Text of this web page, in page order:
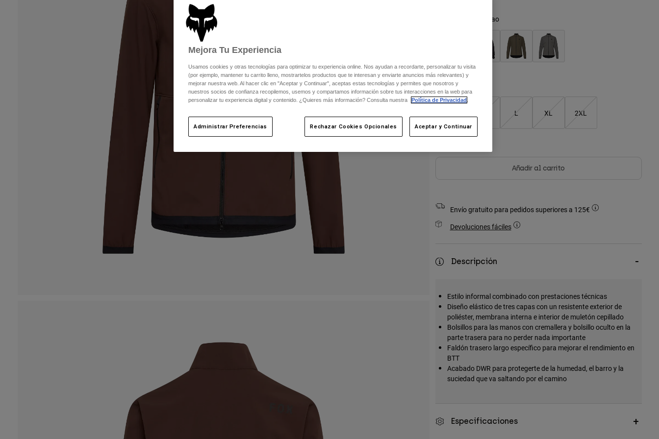
Marrón cacao
Cuadro de tallas
seleccionado
L XL 2XL
Añadir al carrito
Envío gratuito para pedidos superiores a 125€
Devoluciones fáciles
Descripción
Estilo informal combinado con prestaciones técnicas
Diseño elástico de tres capas con un resistente exterior de
poliéster, membrana interna e interior de muletón cepillado
Bolsillos para las manos con cremallera y bolsillo oculto en la
parte trasera para no perder nada importante
Faldón trasero largo específico para mejorar el rendimiento en
BTT
Acabado DWR para protegerte de la humedad, el barro y la
suciedad que va saltando por el camino
Especificaciones
Mejora Tu Experiencia
Usamos cookies y otras tecnologías para optimizar tu experiencia online. Nos ayudan a recordarte, personalizar tu visita
(por ejemplo, mantener tu carrito lleno, mostrartelos productos que te interesan y enviarte anuncios más relevantes) y
mejorar nuestra web. Al hacer clic en "Aceptar y Continuar", aceptas estas tecnologías y permites que nosotros y
nuestros socios de confianza recopilemos, usemos y compartamos información sobre tus interacciones en la web para
personalizar tu experiencia digital y contenido. ¿Quieres más información? Consulta nuestra
Política de Privacidad
Administrar Preferencias Rechazar Cookies Opcionales Aceptar y Continuar